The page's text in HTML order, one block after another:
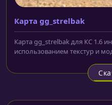
Карта gg_strelbak
Карта gg_strelbak для КС 1.6
использованием текстур и